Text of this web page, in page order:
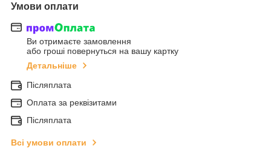
Умови оплати
Ви отримаєте замовлення
або гроші повернуться на вашу картку
Детальніше
Післяплата
Оплата за реквізитами
Післяплата
Всі умови оплати